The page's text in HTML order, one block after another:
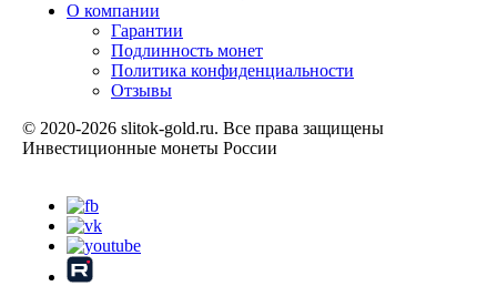
О компании
Гарантии
Подлинность монет
Политика конфиденциальности
Отзывы
© 2020-2026 slitok-gold.ru. Все права защищены
Инвестиционные монеты России